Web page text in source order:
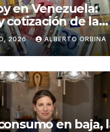
en Venezuela:
cotización de la
sábado 8 de
2026
2026 ALBERTO ORBINA
en baja,